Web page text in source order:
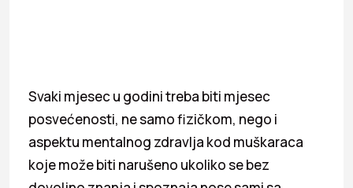
Svaki mjesec u godini treba biti mjesec
posvećenosti, ne samo fizičkom, nego i
aspektu mentalnog zdravlja kod muškaraca
koje može biti narušeno ukoliko se bez